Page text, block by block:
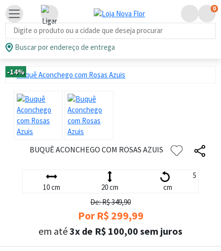
Busca de produtos
0
Buscar por endereço de entrega
-14%
BUQUÊ ACONCHEGO COM ROSAS AZUIS
10 cm 20 cm
5
cm
De: R$ 349,90
Por R$ 299,99
em até3x de R$ 100,00 sem juros